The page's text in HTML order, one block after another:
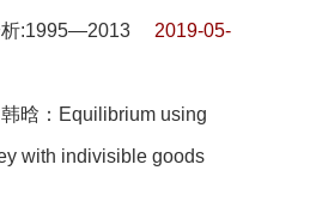
析:1995—2013 2019-05-
韩晗：Equilibrium using
with indivisible goods